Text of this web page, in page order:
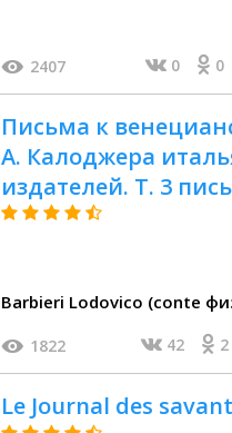
2407 0 0
Письма к
А. Калоджера
издателей. Т. 3
Калоджера
Barbieri Lodovico (conte
1822 42 2
Le Journal des